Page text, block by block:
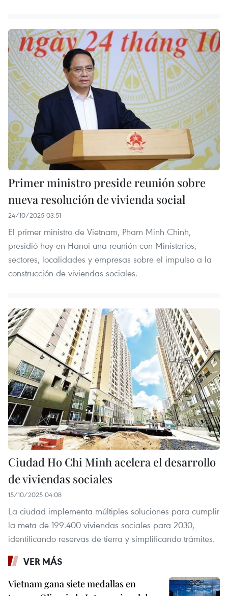
Primer ministro preside reunión sobre
nueva resolución de vivienda social
24/10/2025 03:51
El primer ministro de Vietnam, Pham Minh Chinh,
presidió hoy en Hanoi una reunión con Ministerios,
sectores, localidades y empresas sobre el impulso a la
construcción de viviendas sociales.
Ciudad Ho Chi Minh acelera el desarrollo
de viviendas sociales
15/10/2025 04:08
La ciudad implementa múltiples soluciones para cumplir
la meta de 199.400 viviendas sociales para 2030,
identificando reservas de tierra y simplificando trámites.
VER MÁS
Vietnam gana siete medallas en